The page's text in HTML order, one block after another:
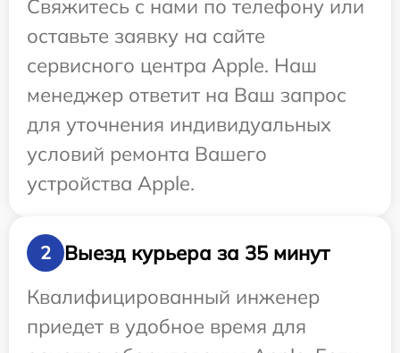
Свяжитесь с нами по телефону или
оставьте заявку на сайте
сервисного центра Apple. Наш
менеджер ответит на Ваш запрос
для уточнения индивидуальных
условий ремонта Вашего
устройства Apple.
2
Выезд курьера за 35 минут
Квалифицированный инженер
приедет в удобное время для